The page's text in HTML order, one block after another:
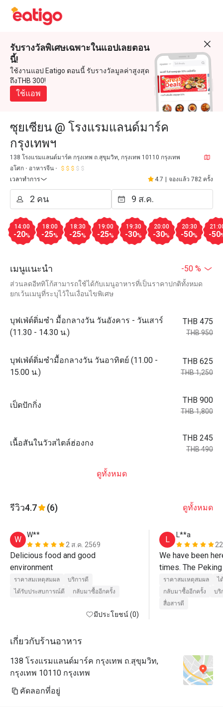
รับรางวัลพิเศษเฉพาะในแอปเลยตอน
นี้!
ใช้งานแอป Eatigo ตอนนี้ รับรางวัลมูลค่าสูงสุด
ถึงTHB 300!
ใช้แอพ
ซุยเซียน @ โรงแรมแลนด์มาร์ค
กรุงเทพฯ
138 โรงแรมแลนด์มาร์ค กรุงเทพ ถ.สุขุมวิท, กรุงเทพ 10110 กรุงเทพ
อโศก
อาหารจีน
เวลาทำการ
4.7 จองแล้ว 782 ครั้ง
14:00
-20%
18:00
-25%
18:30
-25%
19:00
-25%
19:30
-30%
20:00
-30%
20:30
-50% -50
เมนูแนะนำ -50 %
ส่วนลดอีททิโก้สามารถใช้ได้กับเมนูอาหารที่เป็นราคาปกติทั้งหมด
ยกเว้นเมนูที่ระบุไว้ในเงื่อนไขพิเศษ
บุฟเฟ่ต์ติ่มซำ มื้อกลางวัน วันอังคาร - วันเสาร์
(11.30 - 14.30 น.)
THB 475
THB 950
บุฟเฟ่ต์ติ่มซำมื้อกลางวัน วันอาทิตย์ (11.00 -
15.00 น.)
THB 625
THB 1,250
เป็ดปักกิ่ง
THB 900
THB 1,800
เนื้อสันในวัวสไตล์ฮ่องกง
THB 245
THB 490
ดูทั้งหมด
รีวิว4.7 (6) ดูทั้งหมด
W
W**
2 ส.ค. 2569
Delicious food and good
environment
ราคาสมเหตุสมผล
บริการดี
ได้รับประสบการณ์ดี
กลับมาซื้ออีกครั้ง
มีประโยชน์ (0)
L
L**a
We have been
times. The
we have ever had.
ราคาสมเหตุสมผล
ไ
กลับมาซื้ออีกครั้ง
บริ
สื่อสารดี
เกี่ยวกับร้านอาหาร
138 โรงแรมแลนด์มาร์ค กรุงเทพ ถ.สุขุมวิท,
กรุงเทพ 10110 กรุงเทพ
คัดลอกที่อยู่